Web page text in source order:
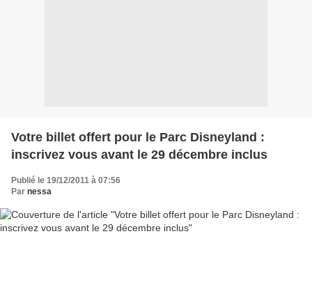
Votre billet offert pour le Parc Disneyland :
inscrivez vous avant le 29 décembre inclus
Publié le 19/12/2011 à 07:56
Par nessa